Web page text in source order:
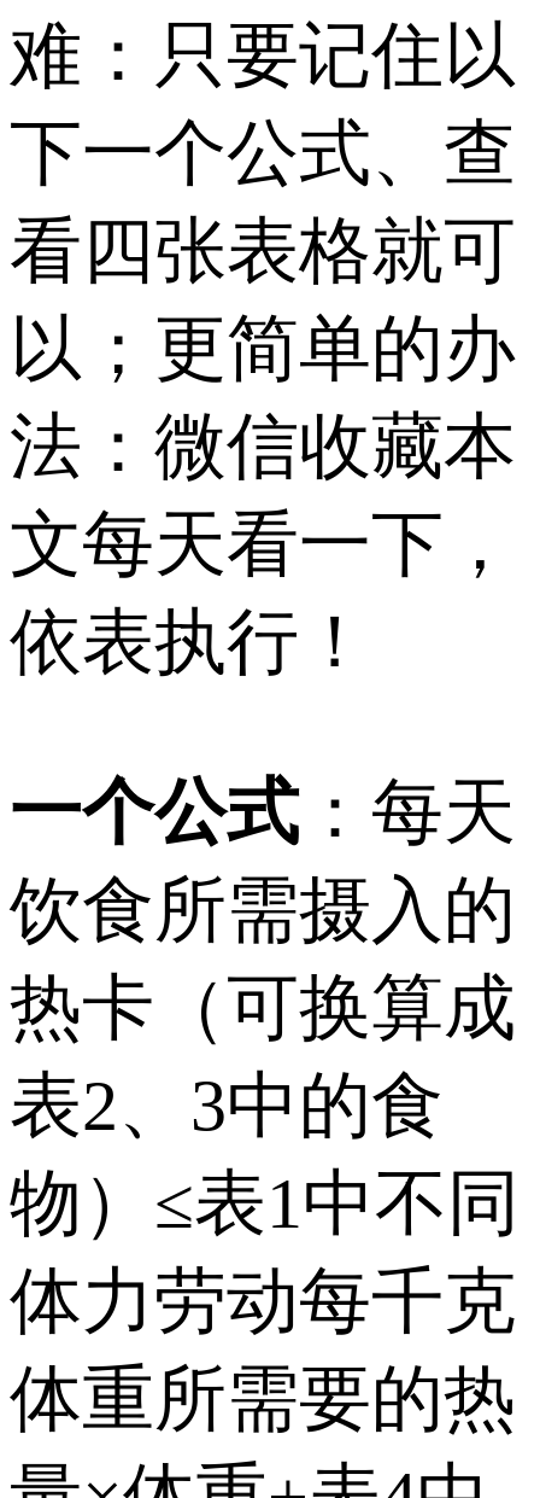
难：只要记住以
下一个公式、查
看四张表格就可
以；更简单的办
法：微信收藏本
文每天看一下，
依表执行！
一个公式：每天
饮食所需摄入的
热卡（可换算成
表2、3中的食
物）≤表1中不同
体力劳动每千克
体重所需要的热